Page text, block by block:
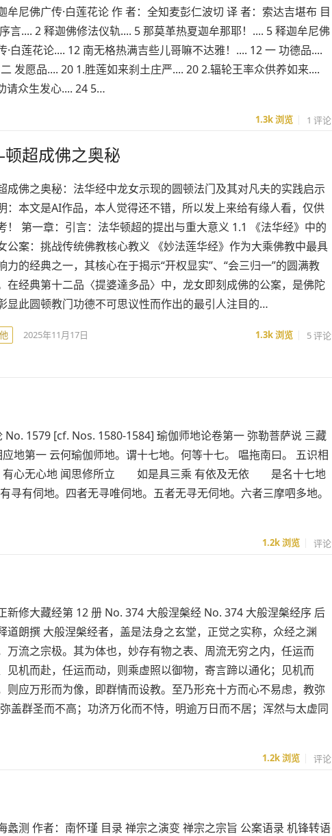
牟尼佛广传·白莲花论 作 者：全知麦彭仁波切 译 者：索达吉堪布 目
言.... 2 释迦佛修法仪轨.... 5 那莫革热夏迦牟那耶！.... 5 释迦牟尼佛
·白莲花论.... 12 南无格热满吉些儿哥嘛不达雅！.... 12 一 功德品....
发愿品.... 20 1.胜莲如来刹土庄严.... 20 2.辐轮王率众供养如来....
请众生发心.... 24 5…
1.3k浏览 1 评论
超成佛之奥秘
成佛之奥秘：法华经中龙女示现的圆顿法门及其对凡夫的实践启示
：本文是AI作品，本人觉得还不错，所以发上来给有缘人看，仅供
！ 第一章：引言：法华顿超的提出与重大意义 1.1 《法华经》中的
公案：挑战传统佛教核心教义 《妙法莲华经》作为大乘佛教中最具
力的经典之一，其核心在于揭示“开权显实”、“会三归一”的圆满教
在经典第十二品〈提婆達多品〉中，龙女即刻成佛的公案，是佛陀
显此圆顿教门功德不可思议性而作出的最引人注目的…
2025年11月17日 1.3k浏览 5 评论
No. 1579 [cf. Nos. 1580-1584] 瑜伽师地论卷第一 弥勒菩萨说 三藏
地第一 云何瑜伽师地。谓十七地。何等十七。 嗢拖南曰。 五识相
无心地 闻思修所立 如是具三乘 有依及无依 是名十七地
寻有伺地。四者无寻唯伺地。五者无寻无伺地。六者三摩呬多地。
1.2k浏览 评论
新修大藏经第 12 册 No. 374 大般涅槃经 No. 374 大般涅槃经序 后
道朗撰 大般涅槃经者，盖是法身之玄堂，正觉之实称，众经之渊
万流之宗极。其为体也，妙存有物之表、周流无穷之内，任运而
见机而赴，任运而动，则乘虚照以御物，寄言蹄以通化；见机而
则应万形而为像，即群情而设教。至乃形充十方而心不易虑，教弥
盖群圣而不高；功济万化而不恃，明逾万日而不居；浑然与太虚同
1.2k浏览 评论
蠡测 作者：南怀瑾 目录 禅宗之演变 禅宗之宗旨 公案语录 机锋转语